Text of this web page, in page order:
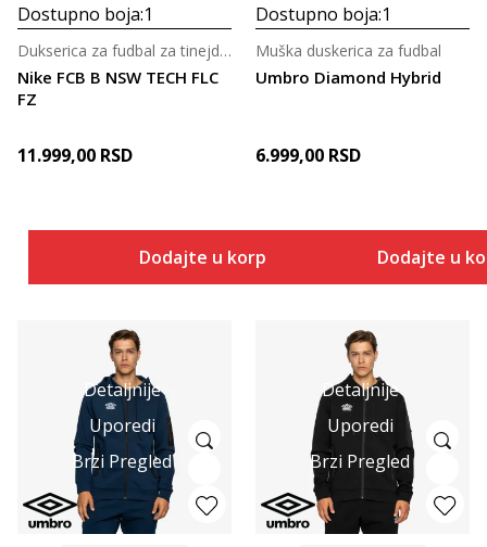
Dostupno boja:1
Nike FCB B NSW TECH FLC
FZ
Dukserica za fudbal za tinejdžere
11.999,00 RSD
Dodajte u korpu
Dostupno boja:1
Umbro Diamond Hybrid
Muška duskerica za fudbal
6.999,00 RSD
Dodajte u
Detaljnije
Uporedi
Brzi Pregled
Detaljnije
Uporedi
Brzi Pregled